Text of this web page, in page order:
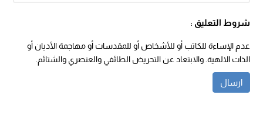
شروط التعليق :
عدم الإساءة للكاتب أو للأشخاص أو للمقدسات أو مهاجمة الأديان أو
الذات الالهية. والابتعاد عن التحريض الطائفي والعنصري والشتائم.